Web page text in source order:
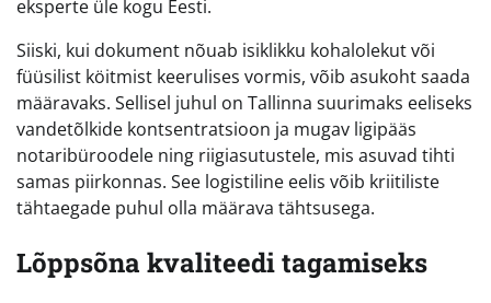
eksperte üle kogu Eesti.
Siiski, kui dokument nõuab isiklikku kohalolekut või
füüsilist köitmist keerulises vormis, võib asukoht saada
määravaks. Sellisel juhul on Tallinna suurimaks eeliseks
vandetõlkide kontsentratsioon ja mugav ligipääs
notaribüroodele ning riigiasutustele, mis asuvad tihti
samas piirkonnas. See logistiline eelis võib kriitiliste
tähtaegade puhul olla määrava tähtsusega.
Lõppsõna kvaliteedi tagamiseks